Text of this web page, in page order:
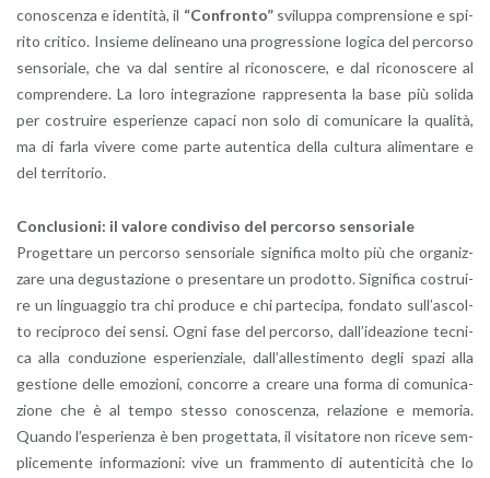
co­no­scen­za e iden­ti­tà, il “Con­fron­to”svi­lup­pa com­pren­sio­ne e spi­
ri­to cri­ti­co. In­sie­me de­li­nea­no una pro­gres­sio­ne lo­gi­ca del per­cor­so
sen­so­ria­le, che va dal sen­ti­re al ri­co­no­sce­re, e dal ri­co­no­sce­re al
com­pren­de­re. La loro in­te­gra­zio­ne rap­pre­sen­ta la base più so­li­da
per co­strui­re espe­rien­ze ca­pa­ci non solo di co­mu­ni­ca­re la qua­li­tà,
ma di farla vi­ve­re come parte au­ten­ti­ca della cul­tu­ra ali­men­ta­re e
del ter­ri­to­rio.
Con­clu­sio­ni: il va­lo­re con­di­vi­so del per­cor­so sen­so­ria­le
Pro­get­ta­re un per­cor­so sen­so­ria­le si­gni­fi­ca molto più che or­ga­niz­
za­re una de­gu­sta­zio­ne o pre­sen­ta­re un pro­dot­to. Si­gni­fi­ca co­strui­
re un lin­guag­gio tra chi pro­du­ce e chi par­te­ci­pa, fon­da­to sul­l’a­scol­
to re­ci­pro­co dei sensi. Ogni fase del per­cor­so, dal­l’i­dea­zio­ne tec­ni­
ca alla con­du­zio­ne espe­rien­zia­le, dal­l’al­le­sti­men­to degli spazi alla
ge­stio­ne delle emo­zio­ni, con­cor­re a crea­re una forma di co­mu­ni­ca­
zio­ne che è al tempo stes­so co­no­scen­za, re­la­zio­ne e me­mo­ria.
Quan­do l’e­spe­rien­za è ben pro­get­ta­ta, il vi­si­ta­to­re non ri­ce­ve sem­
pli­ce­men­te in­for­ma­zio­ni: vive un fram­men­to di au­ten­ti­ci­tà che lo